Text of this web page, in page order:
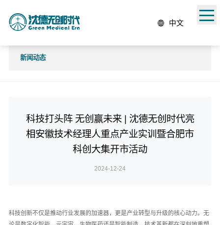
中文
新闻动态
科技打头阵 无创赢未来 | 沈德无创时代亮
相安徽技术经理人重点产业实训暨合肥市
科创大集开市活动
2024-12-24
科技创新不仅是推动行业发展的加速器，更是产业转型与升级的核心动力。无